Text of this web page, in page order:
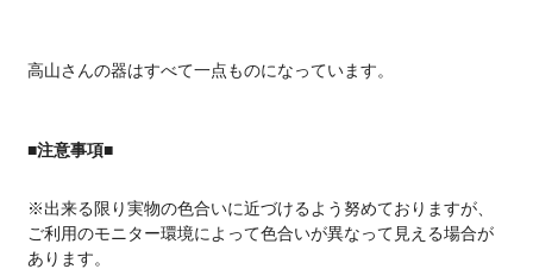
高山さんの器はすべて一点ものになっています。
■注意事項■
※出来る限り実物の色合いに近づけるよう努めておりますが、
ご利用のモニター環境によって色合いが異なって見える場合が
あります。